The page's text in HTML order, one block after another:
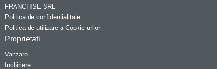
FRANCHISE SRL
Politica de confidentialitate
Politica de utilizare a Cookie-urilor
Proprietati
Vanzare
Inchiriere